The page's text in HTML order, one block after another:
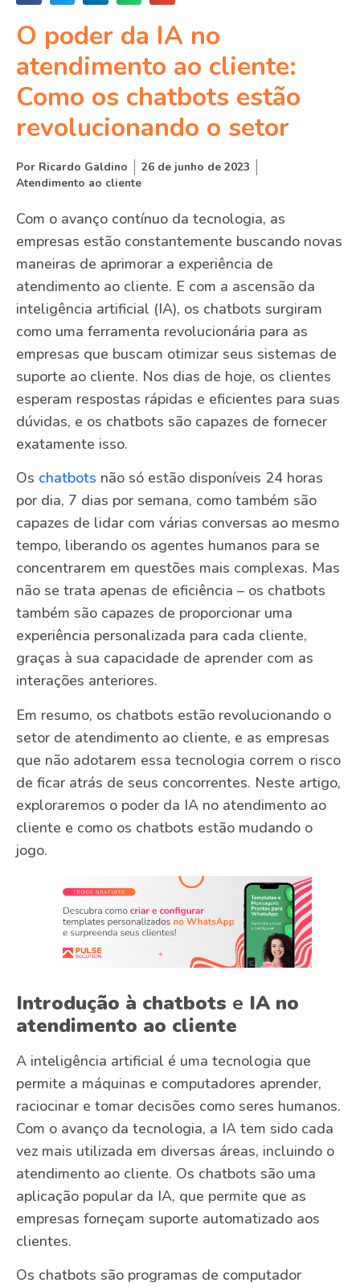
O poder da IA no
atendimento ao cliente:
Como os chatbots estão
revolucionando o setor
Por Ricardo Galdino
26 de junho de 2023
Atendimento ao cliente
Com o avanço contínuo da tecnologia, as
empresas estão constantemente buscando novas
maneiras de aprimorar a experiência de
atendimento ao cliente. E com a ascensão da
inteligência artificial (IA), os chatbots surgiram
como uma ferramenta revolucionária para as
empresas que buscam otimizar seus sistemas de
suporte ao cliente. Nos dias de hoje, os clientes
esperam respostas rápidas e eficientes para suas
dúvidas, e os chatbots são capazes de fornecer
exatamente isso.
Os chatbots não só estão disponíveis 24 horas
por dia, 7 dias por semana, como também são
capazes de lidar com várias conversas ao mesmo
tempo, liberando os agentes humanos para se
concentrarem em questões mais complexas. Mas
não se trata apenas de eficiência – os chatbots
também são capazes de proporcionar uma
experiência personalizada para cada cliente,
graças à sua capacidade de aprender com as
interações anteriores.
Em resumo, os chatbots estão revolucionando o
setor de atendimento ao cliente, e as empresas
que não adotarem essa tecnologia correm o risco
de ficar atrás de seus concorrentes. Neste artigo,
exploraremos o poder da IA no atendimento ao
cliente e como os chatbots estão mudando o
jogo.
Introdução à chatbots e IA no
atendimento ao cliente
A inteligência artificial é uma tecnologia que
permite a máquinas e computadores aprender,
raciocinar e tomar decisões como seres humanos.
Com o avanço da tecnologia, a IA tem sido cada
vez mais utilizada em diversas áreas, incluindo o
atendimento ao cliente. Os chatbots são uma
aplicação popular da IA, que permite que as
empresas forneçam suporte automatizado aos
clientes.
Os chatbots são programas de computador